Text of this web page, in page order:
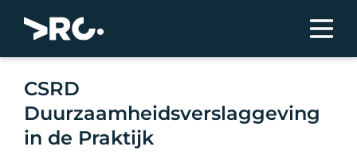
CSRD
Duurzaamheidsverslaggeving
in de Praktijk